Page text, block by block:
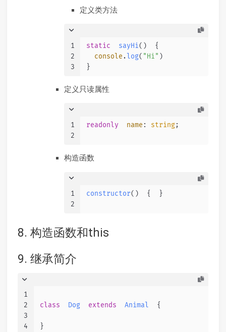
定义类方法
1
2
3
static sayHi( )  {
console.log( "Hi" )
}
定义只读属性
1
2
readonly name : string;
构造函数
1
2
constructor( )  {  }
8. 构造函数和this
9. 继承简介
1
2
3
4
class Dog extends Animal
  {
}